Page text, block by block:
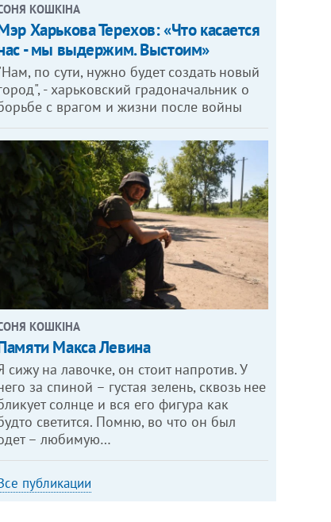
КОШКІНА
Харькова Терехов: «Что касается
- мы выдержим. Выстоим»
по сути, нужно будет создать новый
- харьковский градоначальник о
с врагом и жизни после войны
КОШКІНА
Макса Левина
сижу на лавочке, он стоит напротив. У
за спиной – густая зелень, сквозь нее
солнце и вся его фигура как
светится. Помню, во что он был
– любимую…
публикации